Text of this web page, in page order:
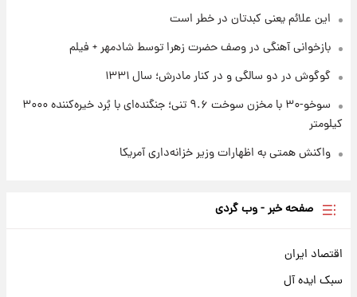
این علائم یعنی کبدتان در خطر است
بازخوانی آهنگی در وصف حضرت زهرا توسط شادمهر + فیلم
گوگوش در دو سالگی و در کنار مادرش؛ سال ۱۳۳۱
سوخو-۳۰ با مخزن سوخت ۹.۶ تنی؛ جنگنده‌ای با بُرد خیره‌کننده ۳۰۰۰
کیلومتر
واکنش همتی به اظهارات وزیر خزانه‌داری آمریکا
صفحه خبر - وب گردی
اقتصاد ایران
سبک ایده آل